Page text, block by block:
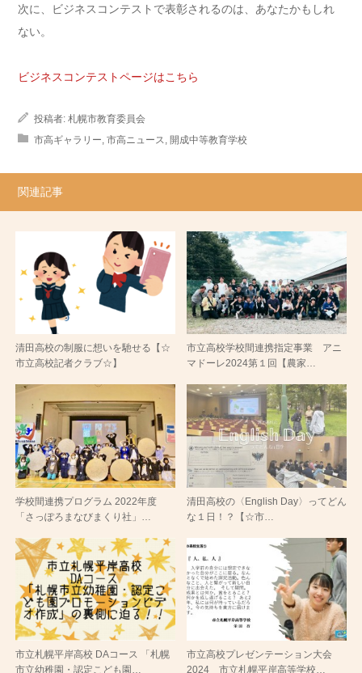
次に、ビジネスコンテストで表彰されるのは、あなたかもしれ
ない。
ビジネスコンテストページはこちら
投稿者: 札幌市教育委員会
市高ギャラリー, 市高ニュース, 開成中等教育学校
関連記事
清田高校の制服に想いを馳せる【☆
市立高校記者クラブ☆】
市立高校学校間連携指定事業 アニ
マドーレ2024第１回【農家…
学校間連携プログラム 2022年度
「さっぽろまなびまくり社」…
清田高校の〈English Day〉ってどん
な１日！？【☆市…
市立札幌平岸高校 DAコース 「札幌
市立幼稚園・認定こども園…
市立高校プレゼンテーション大会
2024 市立札幌平岸高等学校…